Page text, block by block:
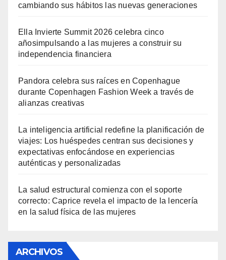
cambiando sus hábitos las nuevas generaciones
Ella Invierte Summit 2026 celebra cinco
añosimpulsando a las mujeres a construir su
independencia financiera
Pandora celebra sus raíces en Copenhague
durante Copenhagen Fashion Week a través de
alianzas creativas
La inteligencia artificial redefine la planificación de
viajes: Los huéspedes centran sus decisiones y
expectativas enfocándose en experiencias
auténticas y personalizadas
La salud estructural comienza con el soporte
correcto: Caprice revela el impacto de la lencería
en la salud física de las mujeres
ARCHIVOS